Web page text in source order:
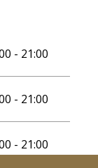
- 21:00
- 21:00
- 21:00